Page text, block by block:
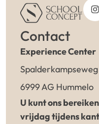
Contact
Experience Center
Spalderkampseweg
6999 AG Hummelo
U kunt ons
vrijdag tijdens